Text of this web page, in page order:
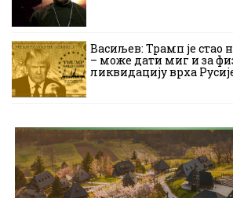
Васиљев: Трамп је стао
– може дати миг и за
ликвидацију врха